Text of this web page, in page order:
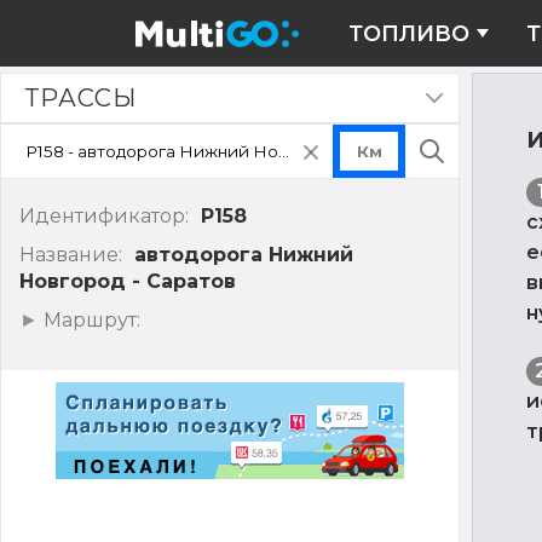
ТОПЛИВО
Трассы
ТРАССЫ
Скрыть
панель
очистить
поле
Поиск
Идентификатор:
P158
Название:
автодорога Нижний
Новгород - Саратов
Показать
Маршрут: